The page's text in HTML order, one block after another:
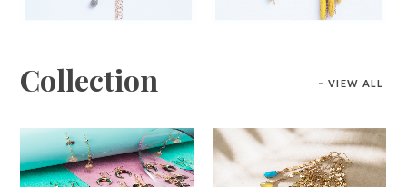
Collection VIEW ALL